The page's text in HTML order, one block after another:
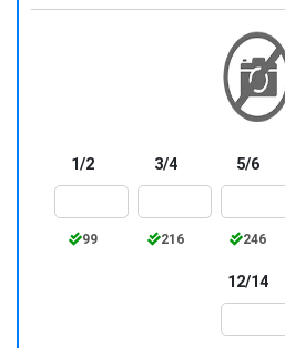
1/2
99
3/4
216
5/6
246
12/14